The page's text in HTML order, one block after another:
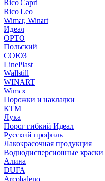
Rico Capri
Rico Leo
Wimar, Winart
Идеал
ОРТО
Польский
СОЮЗ
LinePlast
Wallstill
WINART
Wimax
Порожки и накладки
КТМ
Лука
Порог гибкий Идеал
Русский профиль
Лакокрасочная продукция
Воднодисперсионные краски
Алина
DUFA
Arcobaleno